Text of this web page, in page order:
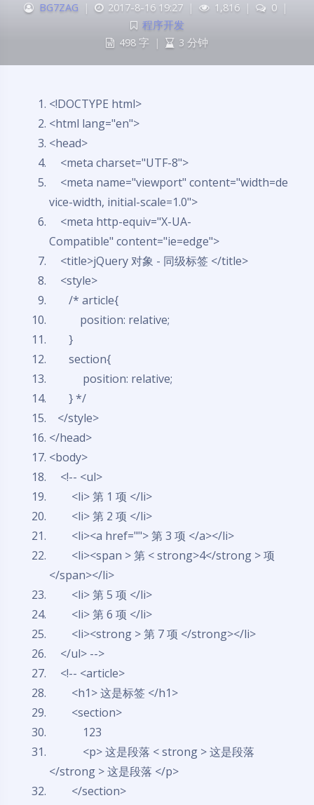
BG7ZAG | 2017-8-16 19:27 | 1,816 | 0 |
程序开发
498 字
| 3 分钟
<!DOCTYPE html>
<html lang="en">
<head>
<meta charset="UTF-8">
<meta name="viewport" content="width=de
vice-width, initial-scale=1.0">
<meta http-equiv="X-UA-
Compatible" content="ie=edge">
<title>jQuery 对象 - 同级标签 </title>
<style>
/* article{
position: relative;
}
section{
position: relative;
} */
</style>
</head>
<body>
<!-- <ul>
<li> 第 1 项 </li>
<li> 第 2 项 </li>
<li><a href=""> 第 3 项 </a></li>
<li><span > 第 < strong>4</strong > 项
</span></li>
<li> 第 5 项 </li>
<li> 第 6 项 </li>
<li><strong > 第 7 项 </strong></li>
</ul> -->
<!-- <article>
<h1> 这是标签 </h1>
<section>
123
<p> 这是段落 < strong > 这是段落
</strong > 这是段落 </p>
</section>